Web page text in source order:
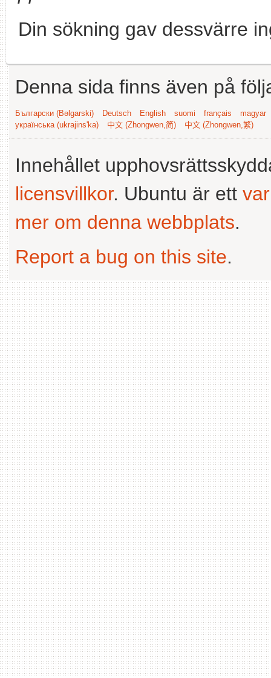
Din sökning gav dessvärre
Denna sida finns även på
Български (Bəlgarski) Deutsch English suomi français
magyar
українська (ukrajins'ka)
中文 (Zhongwen,简) 中文 (Zhongwen,繁)
Innehållet
licensvillkor. Ubuntu är ett
mer om denna webbplats.
Report a bug on this site.